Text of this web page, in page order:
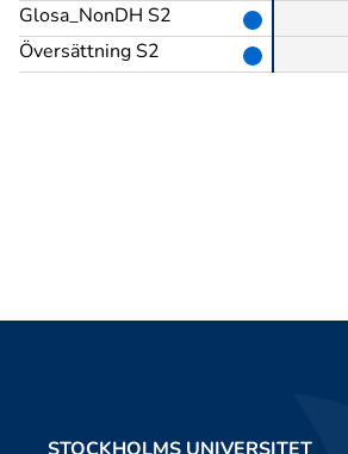
Glosa_NonDH S2
Översättning S2